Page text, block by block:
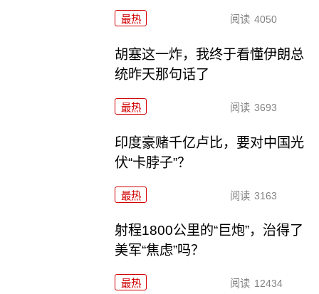
最热 阅读 4050
胡塞这一炸，我终于看懂伊朗总
统昨天那句话了
最热 阅读 3693
印度豪赌千亿卢比，要对中国光
伏“卡脖子”？
最热 阅读 3163
射程1800公里的“巨炮”，治得了
美军“焦虑”吗？
最热 阅读 12434